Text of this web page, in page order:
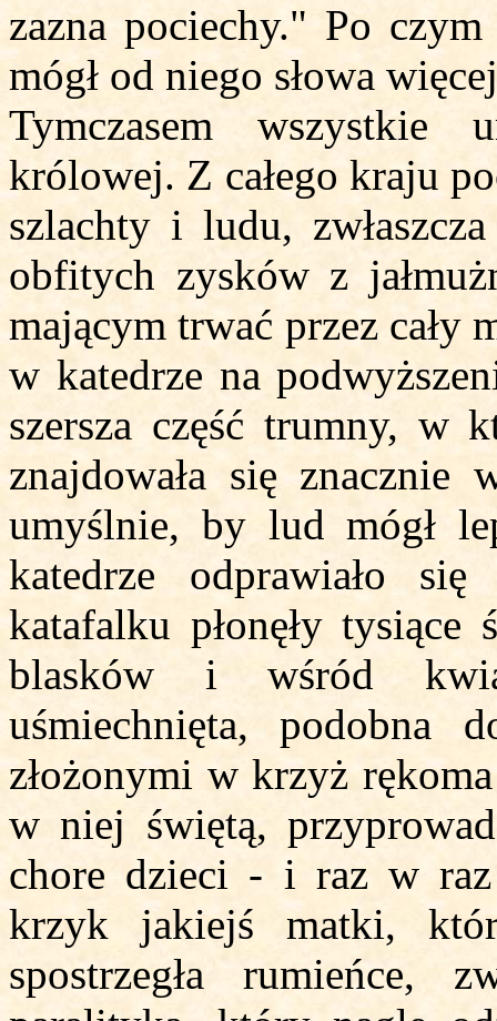
zazna pociechy." Po
mógł od niego słowa
Tymczasem wszystkie
królowej. Z całego kraju
szlachty i ludu,
obfitych zysków z
mającym trwać przez cały
w katedrze na
szersza część trumny, w
znajdowała się
umyślnie, by lud mógł
katedrze odprawiało się
katafalku płonęły
blasków i wśród
uśmiechnięta, podobna
złożonymi w krzyż
w niej świętą,
chore dzieci - i raz w
krzyk jakiejś matki,
spostrzegła rumieńce,